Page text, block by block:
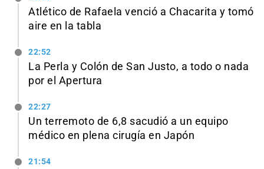
Atlético de Rafaela venció a Chacarita y tomó
aire en la tabla
22:52
La Perla y Colón de San Justo, a todo o nada
por el Apertura
22:27
Un terremoto de 6,8 sacudió a un equipo
médico en plena cirugía en Japón
21:54